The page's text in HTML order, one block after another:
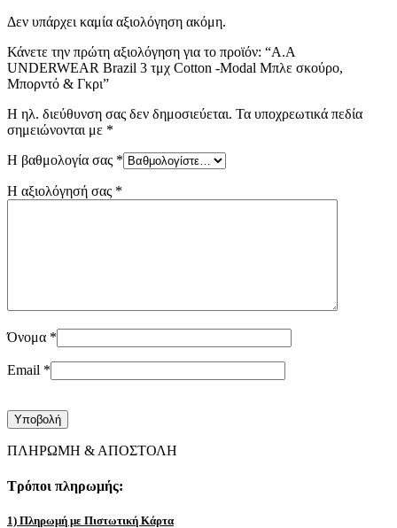
Δεν υπάρχει καμία αξιολόγηση ακόμη.
Κάνετε την πρώτη αξιολόγηση για το προϊόν: “A.A
UNDERWEAR Brazil 3 τμχ Cotton -Modal Μπλε σκούρο,
Μπορντό & Γκρι”
Η ηλ. διεύθυνση σας δεν δημοσιεύεται. Τα υποχρεωτικά πεδία
σημειώνονται με *
Η βαθμολογία σας *
Η αξιολόγησή σας *
Όνομα *
Email *
ΠΛΗΡΩΜΗ & ΑΠΟΣΤΟΛΗ
Τρόποι πληρωμής:
1) Πληρωμή με Πιστωτική Κάρτα